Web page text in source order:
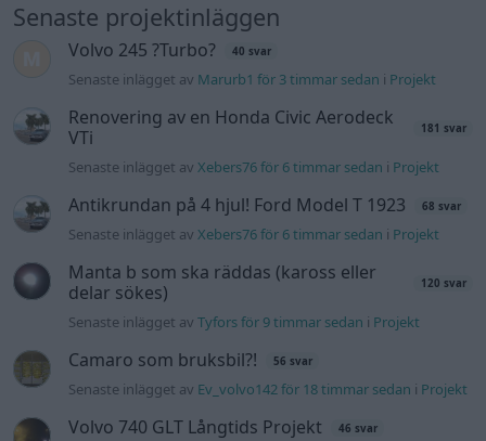
Senaste projektinläggen
Volvo 245 ?Turbo? 40 svar
Senaste inlägget av Marurb1 för 3 timmar sedan i Projekt
Renovering av en Honda Civic Aerodeck
VTi
181 svar
Senaste inlägget avXebers76 för 6 timmar sedan i Projekt
Antikrundan på 4 hjul! Ford Model T 1923 68 svar
Senaste inlägget avXebers76 för 6 timmar sedan i Projekt
Manta b som ska räddas (kaross eller
delar sökes)
120 svar
Senaste inlägget avTyfors för 9 timmar sedan i Projekt
Camaro som bruksbil?! 56 svar
Senaste inlägget av Ev_volvo142 för 18 timmar sedan i Projekt
Volvo 740 GLT Långtids Projekt 46 svar